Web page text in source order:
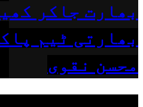
بھارت جاکر
بھارتی ٹیم
محسن نقوی